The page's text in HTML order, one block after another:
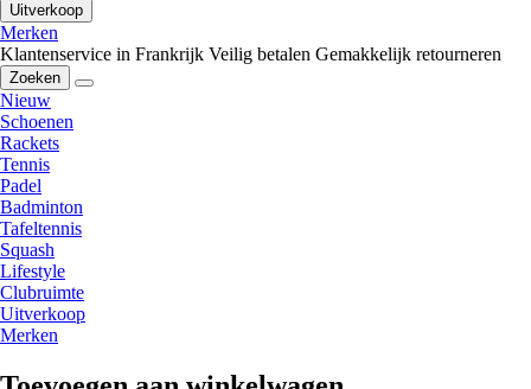
Uitverkoop
Merken
Klantenservice in Frankrijk Veilig betalen Gemakkelijk retourneren
Zoeken
Nieuw
Schoenen
Rackets
Tennis
Padel
Badminton
Tafeltennis
Squash
Lifestyle
Clubruimte
Uitverkoop
Merken